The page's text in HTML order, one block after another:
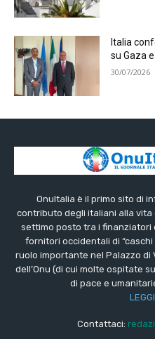
Italia
su Gaza
30/07/2026
OnuItalia è il primo sito di
contributo degli italiani alla vita
settimo posto tra i finanziatori
fornitori occidentali di “caschi
ruolo importante nel Palazzo di
dell’Onu (di cui molte ospitate
di pace e
Contattaci: